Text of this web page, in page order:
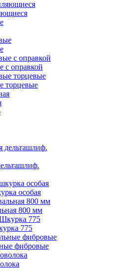
с оправкой
торцевые
особая
800 мм
775
фибровые